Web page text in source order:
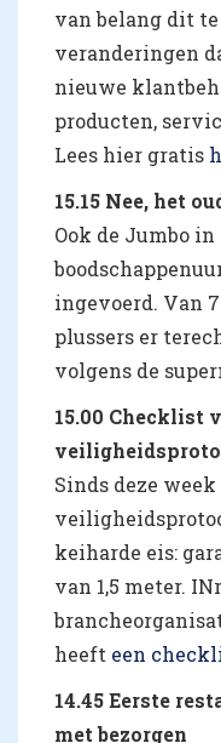
van belang dit
veranderingen
nieuwe
producten,
Lees hier gratis
15.15 Nee, het
Ook de Jumbo
ingevoerd. Van
plussers er
volgens de
15.00 Checklist
Sinds deze
keiharde eis:
van 1,5 meter.
heeft een
14.45 Eerste
met bezorgen